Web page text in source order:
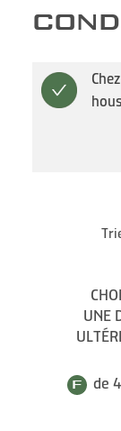
UNE
de